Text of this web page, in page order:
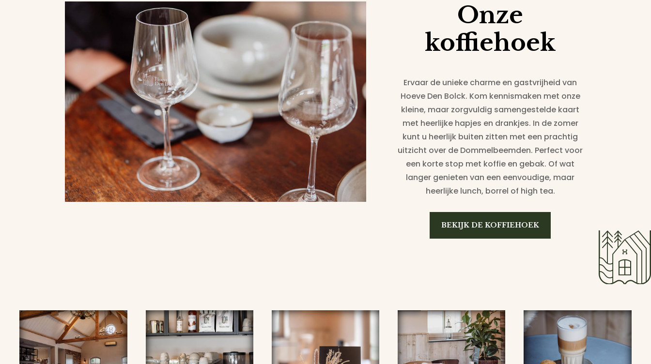
Onze
koffiehoek
Ervaar de unieke charme en gastvrijheid van
Hoeve Den Bolck. Kom kennismaken met onze
kleine, maar zorgvuldig samengestelde kaart
met heerlijke hapjes en drankjes. In de zomer
kunt u heerlijk buiten zitten met een prachtig
uitzicht over de Dommelbeemden. Perfect voor
een korte stop met koffie en gebak. Of wat
langer genieten van een eenvoudige, maar
heerlijke lunch, borrel of high tea.
BEKIJK DE KOFFIEHOEK